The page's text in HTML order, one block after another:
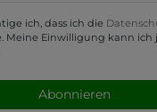
ich, dass ich die
Meine Einwilligung kann ich
Abonnieren